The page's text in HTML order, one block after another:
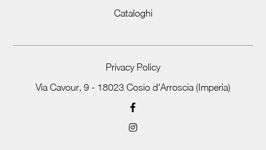
Cataloghi
Privacy Policy
Via Cavour, 9 - 18023 Cosio d'Arroscia (Imperia)